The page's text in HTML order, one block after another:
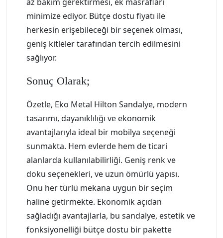
minimize ediyor. Bütçe dostu fiyatı ile
herkesin erişebileceği bir seçenek olması,
geniş kitleler tarafından tercih edilmesini
sağlıyor.
Sonuç Olarak;
Özetle, Eko Metal Hilton Sandalye, modern
tasarımı, dayanıklılığı ve ekonomik
avantajlarıyla ideal bir mobilya seçeneği
sunmakta. Hem evlerde hem de ticari
alanlarda kullanılabilirliği. Geniş renk ve
doku seçenekleri, ve uzun ömürlü yapısı.
Onu her türlü mekana uygun bir seçim
haline getirmekte. Ekonomik açıdan
sağladığı avantajlarla, bu sandalye, estetik ve
fonksiyonelliği bütçe dostu bir pakette